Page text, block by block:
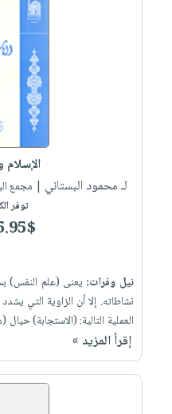
لـ محمود البستاني | مجمع
توفر
نيل وفرات: يعنى (علم النفس)
نشاطاته. إلا أن الزاوية التي
العملية التالية: (الاستجابة)
إقرأ المزيد »